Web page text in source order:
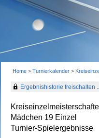
Home > Turnierkalender >
Ergebnishistorie freischalten
Mädchen 19 Einzel
Turnier-Spielergebnisse